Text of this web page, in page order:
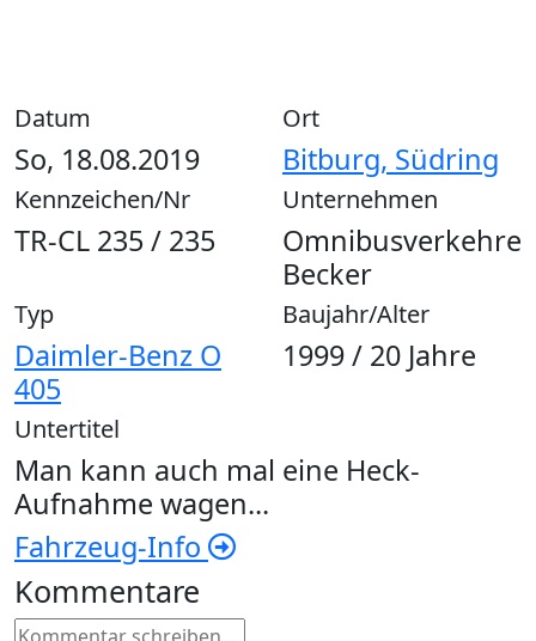
Datum
So, 18.08.2019
Ort
Bitburg, Südring
Kennzeichen/Nr
TR-CL 235 / 235
Unternehmen
Omnibusverkehre
Becker
Typ
Daimler-Benz O
405
Baujahr/Alter
1999 / 20 Jahre
Untertitel
Man kann auch mal eine Heck-
Aufnahme wagen...
Fahrzeug-Info
Kommentare